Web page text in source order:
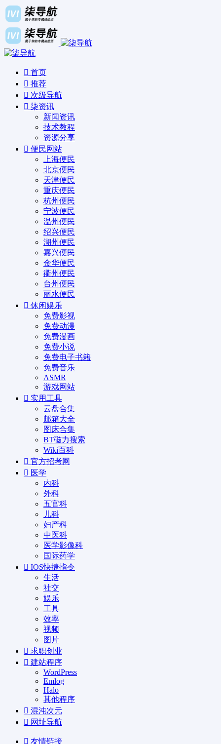
首页
推荐
次级导航
柒资讯
新闻资讯
技术教程
资源分享
便民网站
上海便民
北京便民
天津便民
重庆便民
杭州便民
宁波便民
温州便民
绍兴便民
湖州便民
嘉兴便民
金华便民
衢州便民
台州便民
丽水便民
休闲娱乐
免费影视
免费动漫
免费漫画
免费小说
免费电子书籍
免费音乐
ASMR
游戏网站
实用工具
云盘合集
邮箱大全
图床合集
BT磁力搜索
Wiki百科
官方招考网
医学
内科
外科
五官科
儿科
妇产科
中医科
医学影像科
国际药学
IOS快捷指令
生活
社交
娱乐
工具
效率
视频
图片
求职创业
建站程序
WordPress
Emlog
Halo
其他程序
混沌次元
网址导航
友情链接